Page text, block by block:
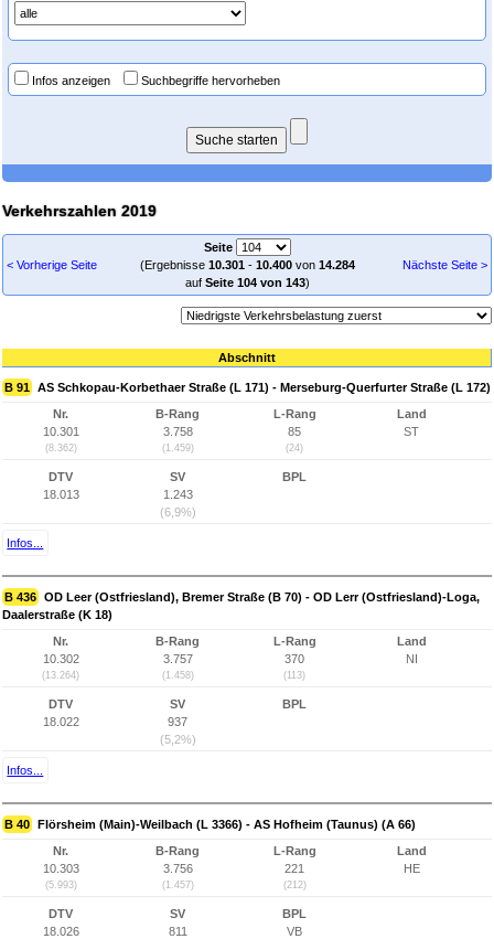
Infos anzeigen Suchbegriffe hervorheben
Verkehrszahlen 2019
< Vorherige Seite
Seite
(Ergebnisse 10.301- 10.400von 14.284
auf Seite 104 von 143)
Nächste Seite >
Abschnitt
B 91 AS Schkopau-Korbethaer Straße (L 171) - Merseburg-Querfurter Straße (L 172)
Nr.
10.301
(8.362)
B-Rang
3.758
(1.459)
L-Rang
85
(24)
Land
ST
DTV
18.013
SV
1.243
(6,9%)
BPL
Infos...
B 436 OD Leer (Ostfriesland), Bremer Straße (B 70) - OD Lerr (Ostfriesland)-Loga,
Daalerstraße (K 18)
Nr.
10.302
(13.264)
B-Rang
3.757
(1.458)
L-Rang
370
(113)
Land
NI
DTV
18.022
SV
937
(5,2%)
BPL
Infos...
B 40 Flörsheim (Main)-Weilbach (L 3366) - AS Hofheim (Taunus) (A 66)
Nr.
10.303
(5.993)
B-Rang
3.756
(1.457)
L-Rang
221
(212)
Land
HE
DTV
18.026
SV
811
BPL
VB